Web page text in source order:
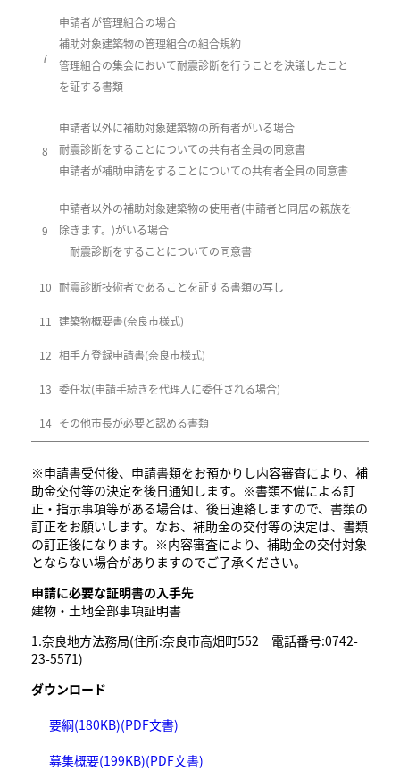
7
申請者が管理組合の場合
補助対象建築物の管理組合の組合規約
管理組合の集会において耐震診断を行うことを決議したこと
を証する書類
8
申請者以外に補助対象建築物の所有者がいる場合
耐震診断をすることについての共有者全員の同意書
申請者が補助申請をすることについての共有者全員の同意書
9
申請者以外の補助対象建築物の使用者(申請者と同居の親族を
除きます。)がいる場合
耐震診断をすることについての同意書
10 耐震診断技術者であることを証する書類の写し
11 建築物概要書(奈良市様式)
12 相手方登録申請書(奈良市様式)
13 委任状(申請手続きを代理人に委任される場合)
14 その他市長が必要と認める書類
※申請書受付後、申請書類をお預かりし内容審査により、補
助金交付等の決定を後日通知します。※書類不備による訂
正・指示事項等がある場合は、後日連絡しますので、書類の
訂正をお願いします。なお、補助金の交付等の決定は、書類
の訂正後になります。※内容審査により、補助金の交付対象
とならない場合がありますのでご了承ください。
申請に必要な証明書の入手先
建物・土地全部事項証明書
1.奈良地方法務局(住所:奈良市高畑町552 電話番号:0742-
23-5571)
ダウンロード
要綱(180KB)(PDF文書)
募集概要(199KB)(PDF文書)